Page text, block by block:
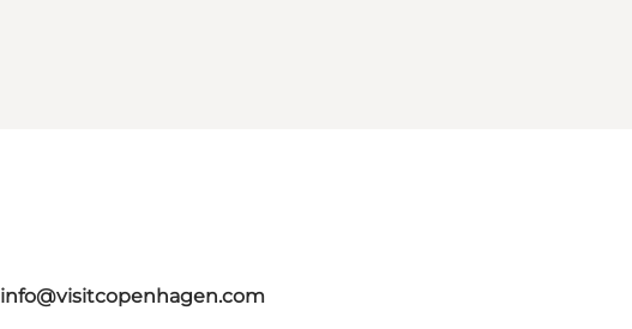
info@visitcopenhagen.com